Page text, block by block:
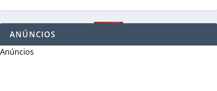
ANÚNCIOS
Anúncios